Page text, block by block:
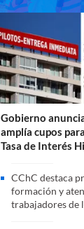
Gobierno
amplía cupos
Tasa de Interés
CChC destaca
formación y
trabajadores de